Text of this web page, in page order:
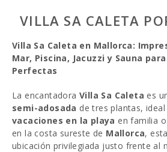
VILLA SA CALETA
Villa Sa Caleta en Mallorca:
Mar, Piscina, Jacuzzi y Sauna
Perfectas
La encantadora Villa Sa Caleta es
semi-adosada de tres plantas,
vacaciones en la playa en familia
en la costa sureste de Mallorca,
ubicación privilegiada justo frente al